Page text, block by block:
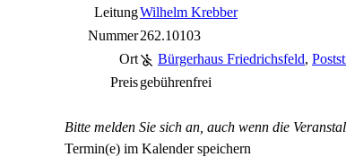
LeitungWilhelm Krebber
Nummer262.10103
Ort
Bürgerhaus Friedrichsfeld,
Preisgebührenfrei
Bitte melden Sie sich an, auch wenn die
Termin(e) im Kalender speichern